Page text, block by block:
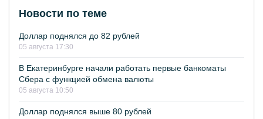
Новости по теме
Доллар поднялся до 82 рублей
05 августа 17:30
В Екатеринбурге начали работать первые банкоматы
Сбера с функцией обмена валюты
05 августа 10:50
Доллар поднялся выше 80 рублей